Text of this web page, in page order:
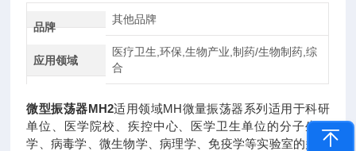
品牌
其他品牌
应用领域
医疗卫生,环保,生物产业,制药/生物制药,综
合
微型振荡器MH2适用领域MH微量振荡器系列适用于科研
单位、医学院校、疾控中心、医学卫生单位的分子生物
学、病毒学、微生物学、病理学、免疫学等实验室的多孔